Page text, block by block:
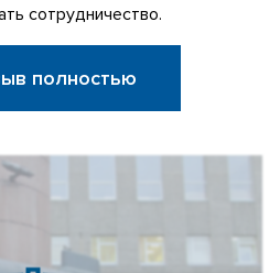
сотрудничество.
полностью